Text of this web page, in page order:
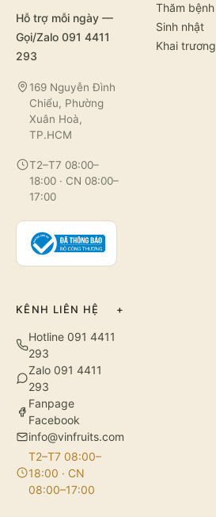
Hỗ trợ mỗi ngày —
Gọi/Zalo 091 4411
293
169 Nguyễn Đình
Chiểu, Phường
Xuân Hoà,
TP.HCM
T2–T7 08:00–
18:00 · CN 08:00–
17:00
Thăm bệnh
Sinh nhật
Khai trương
KÊNH LIÊN HỆ +
Hotline 091 4411
293
Zalo 091 4411
293
Fanpage
Facebook
info@vinfruits.com
T2–T7 08:00–
18:00 · CN
08:00–17:00